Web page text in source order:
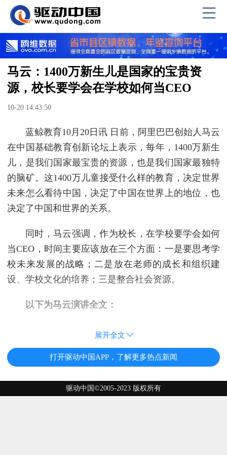
马云：1400万新生儿是国家的宝贵资
源，校长要学会在学校如何当CEO
10-20 14:43:50
蓝鲸教育10月20日讯 日前，阿里巴巴创始人马云
在中国基础教育创新论坛上表示，每年，1400万新生
儿，是我们国家最宝贵的资源，也是我们国家最独特
的脑矿。这1400万儿童接受什么样的教育，决定世界
未来怎么看待中国，决定了中国在世界上的地位，也
决定了中国和世界的关系。
同时，马云强调，作为校长，在学校要学会如何
当CEO，时间主要应该放在三个方面：一是要思考学
校未来发展的战略；二是放在老师的成长和组织建
设、学校文化的培养；三是整合社会资源。
以下为马云演讲全文：
展开全文
打开驱动中国APP，了解更多热点新闻
驱动中国©2005-2023 版权所有